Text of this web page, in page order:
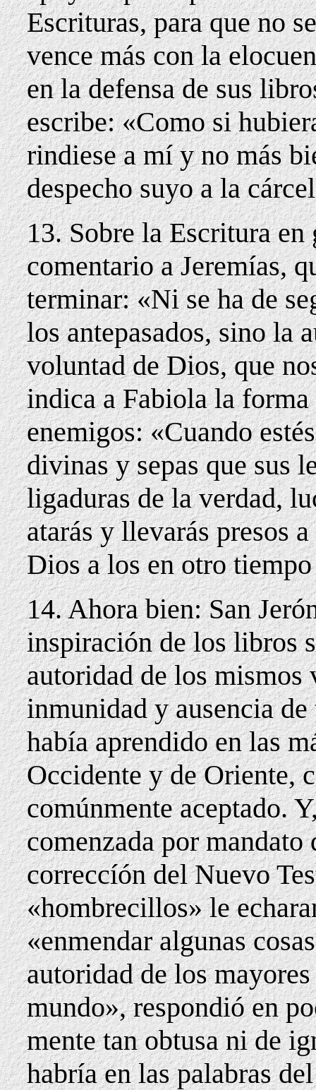
Escrituras, para que no
vence más con la
en la defensa de sus
escribe: «Como si
rindiese a mí y no más
despecho suyo a la
13. Sobre la Escritura en
comentario a Jeremías,
terminar: «Ni se ha de
los antepasados, sino la
voluntad de Dios, que
indica a Fabiola la
enemigos: «Cuando
divinas y sepas que sus
ligaduras de la verdad,
atarás y llevarás presos
Dios a los en otro
14. Ahora bien: San
inspiración de los libros
autoridad de los mismos
inmunidad y ausencia
había aprendido en las
Occidente y de Oriente,
comúnmente aceptado.
comenzada por
correccíón del Nuevo
«hombrecillos» le
«enmendar algunas
autoridad de los
mundo», respondió en
mente tan obtusa ni de
habría en las palabras